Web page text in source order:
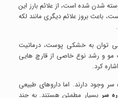
شدن شده است، از علائم بارز این
باعث بروز علائم دیگری مانند لکه
توان به خشکی پوست، درماتیت
و رشد نوع خاصی از قارچ هایی
کرد.
سر وجود دارند. اما داروهای طبیعی
سر بسیار مطمئن هستند. به چند